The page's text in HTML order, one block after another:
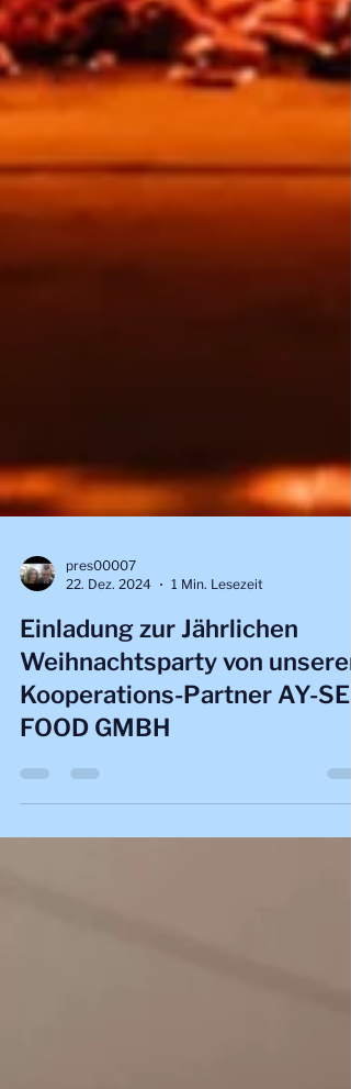
pres00007
22. Dez. 2024
1 Min. Lesezeit
Einladung zur Jährlichen
Weihnachtsparty von
Kooperations-Partner AY-
FOOD GMBH